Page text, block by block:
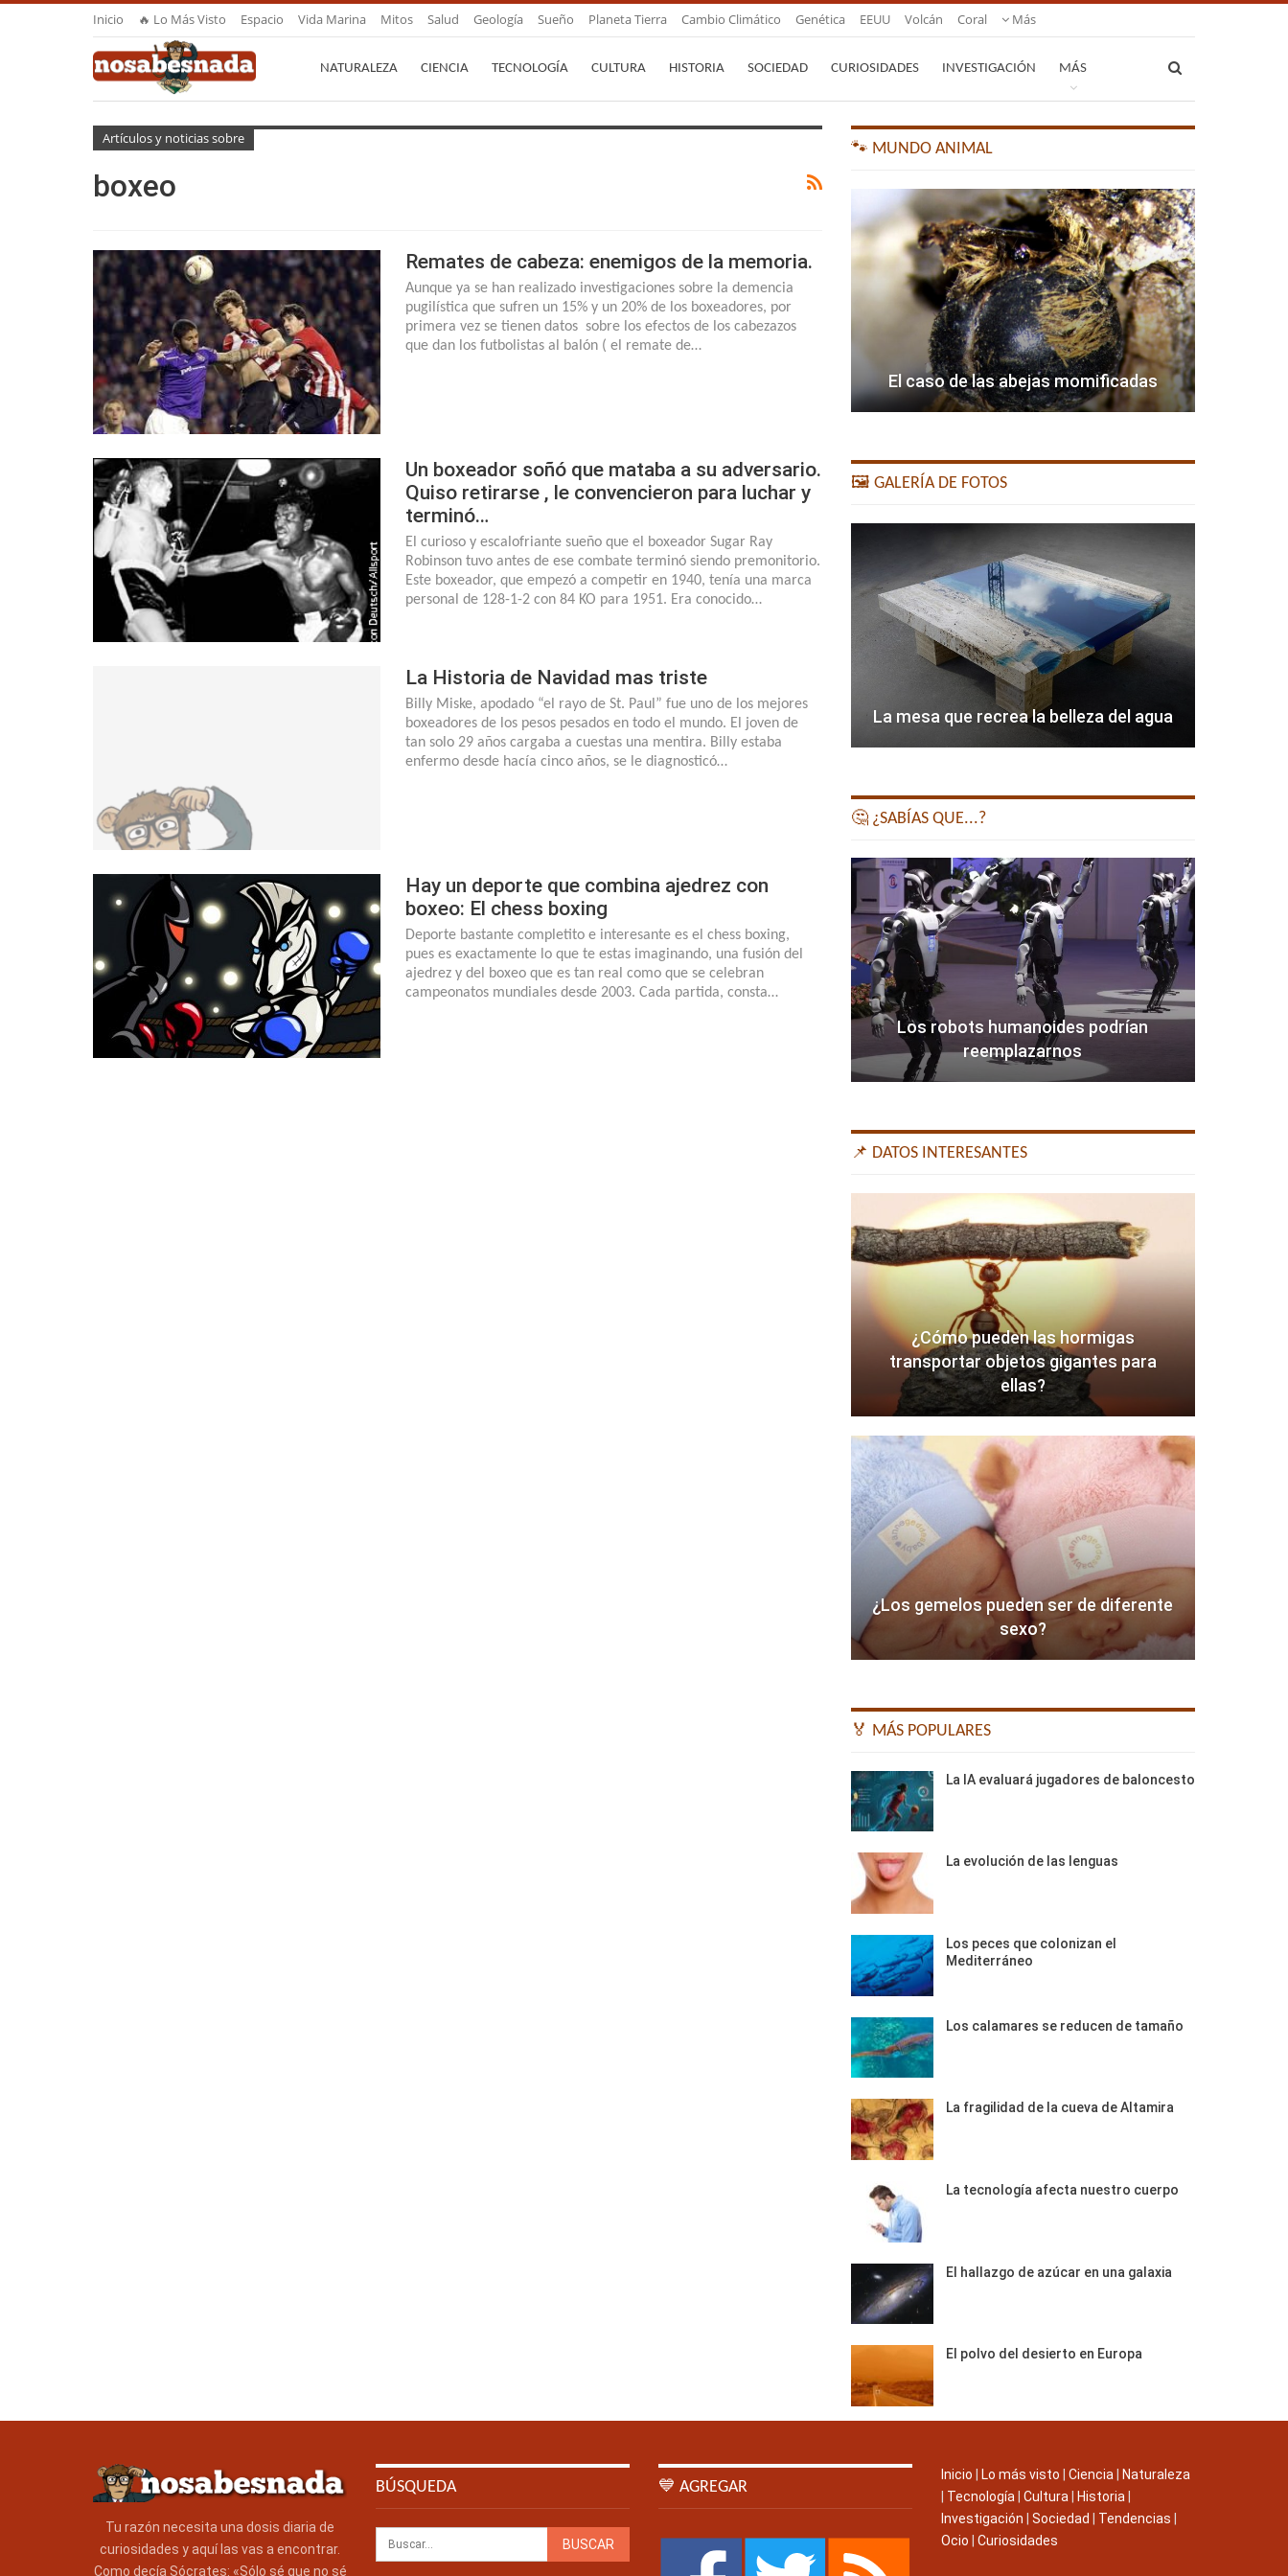
Inicio 🔥 Lo Más Visto Espacio Vida Marina Mitos Salud Geología Sueño Planeta Tierra Cambio Climático Genética EEUU Volcán Coral Más
NATURALEZA CIENCIA TECNOLOGÍA CULTURA HISTORIA SOCIEDAD CURIOSIDADES INVESTIGACIÓN MÁS
Artículos y noticias sobre
boxeo
Remates de cabeza: enemigos de la memoria.
Aunque ya se han realizado investigaciones sobre la demencia
pugilística que sufren un 15% y un 20% de los boxeadores, por
primera vez se tienen datos sobre los efectos de los cabezazos
que dan los futbolistas al balón ( el remate de…
Un boxeador soñó que mataba a su adversario.
Quiso retirarse , le convencieron para luchar y
terminó…
El curioso y escalofriante sueño que el boxeador Sugar Ray
Robinson tuvo antes de ese combate terminó siendo premonitorio.
Este boxeador, que empezó a competir en 1940, tenía una marca
personal de 128-1-2 con 84 KO para 1951. Era conocido…
La Historia de Navidad mas triste
Billy Miske, apodado “el rayo de St. Paul” fue uno de los mejores
boxeadores de los pesos pesados en todo el mundo. El joven de
tan solo 29 años cargaba a cuestas una mentira. Billy estaba
enfermo desde hacía cinco años, se le diagnosticó…
Hay un deporte que combina ajedrez con
boxeo: El chess boxing
Deporte bastante completito e interesante es el chess boxing,
pues es exactamente lo que te estas imaginando, una fusión del
ajedrez y del boxeo que es tan real como que se celebran
campeonatos mundiales desde 2003. Cada partida, consta…
🐾 MUNDO ANIMAL
El caso de las abejas momificadas
🖼️ GALERÍA DE FOTOS
La mesa que recrea la belleza del agua
🤔 ¿SABÍAS QUE...?
Los robots humanoides podrían
reemplazarnos
📌 DATOS INTERESANTES
¿Cómo pueden las hormigas
transportar objetos gigantes para
ellas?
¿Los gemelos pueden ser de diferente
sexo?
🏅 MÁS POPULARES
La IA evaluará jugadores de baloncesto
La evolución de las lenguas
Los peces que colonizan el
Mediterráneo
Los calamares se reducen de tamaño
La fragilidad de la cueva de Altamira
La tecnología afecta nuestro cuerpo
El hallazgo de azúcar en una galaxia
El polvo del desierto en Europa
Tu razón necesita una dosis diaria de
curiosidades y aquí las vas a encontrar.
Como decía Sócrates: «Sólo sé que no sé
BÚSQUEDA 💙 AGREGAR
Inicio Lo más visto Ciencia
Naturaleza
Tecnología Cultura Historia
Investigación
Sociedad Tendencias
Ocio
Curiosidades